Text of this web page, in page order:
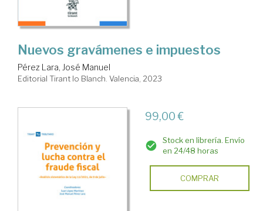
Nuevos gravámenes e impuestos
Pérez Lara, José Manuel
Editorial Tirant lo Blanch. Valencia, 2023
99,00 €
Stock en librería. Envío
en 24/48 horas
COMPRAR